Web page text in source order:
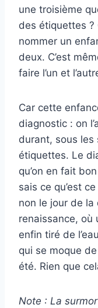
une troisième
des étiquettes ?
nommer un
deux. C’est
faire l’un et
Car cette
diagnostic : on
durant, sous les
étiquettes. Le
qu’on en fait
sais ce qu’est
non le jour de la
renaissance, où
enfin tiré de
qui se moque
été. Rien que
Note : La